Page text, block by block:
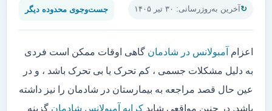
آخرین به‌روزرسانی: ۳۰ تیر ۱۴۰۵ جست‌وجوی محدوده دیگر
اعزام آمبولانس در شادمان گاهی اوقات ممکن است فردی
به دلیل مشکلات جسمی ، کم تحرک یا بی تحرک باشد ، و در
عین حال قصد مراجعه به بیمارستان در شادمان را نیز داشته
باشد. در چنین مواقعی شاید کرایه آمبولانس شادمان گزینه